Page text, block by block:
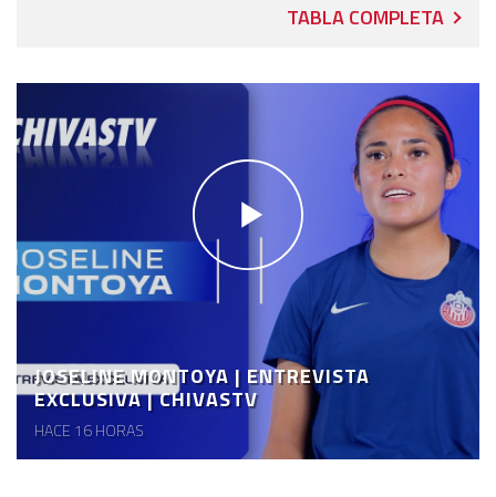
TABLA COMPLETA
JOSELINE MONTOYA | ENTREVISTA
EXCLUSIVA | CHIVASTV
HACE 16 HORAS